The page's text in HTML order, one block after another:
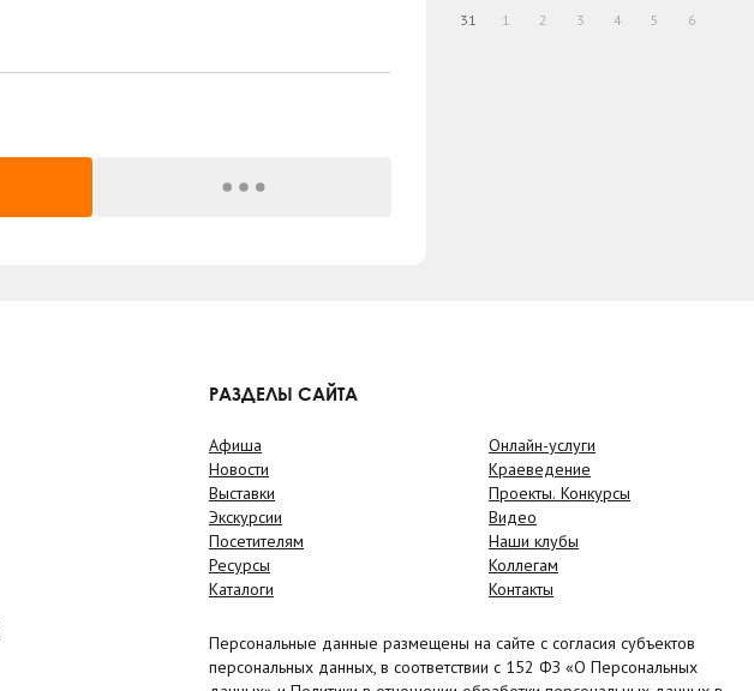
31 1 2 3 4 5 6
РАЗДЕЛЫ САЙТА
Афиша
Новости
Выставки
Экскурсии
Посетителям
Ресурсы
Каталоги
Онлайн-услуги
Краеведение
Проекты. Конкурсы
Видео
Наши клубы
Коллегам
Контакты
Персональные данные размещены на сайте с согласия субъектов
персональных данных, в соответствии с 152 ФЗ «О Персональных